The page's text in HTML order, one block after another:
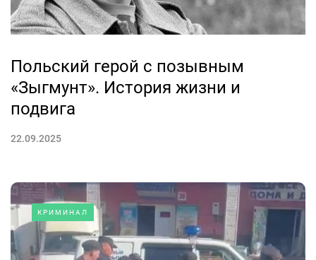
Польский герой с позывным
«Зыгмунт». История жизни и
подвига
22.09.2025
КРИМИНАЛ